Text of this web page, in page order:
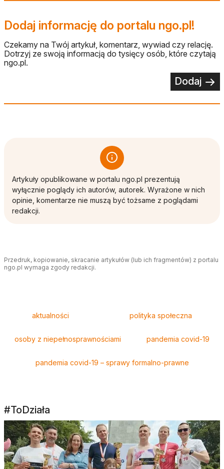
Dodaj informację do portalu ngo.pl!
Czekamy na Twój artykuł, komentarz, wywiad czy relację.
Dotrzyj ze swoją informacją do tysięcy osób, które czytają
ngo.pl.
Dodaj
Artykuły opublikowane w portalu ngo.pl prezentują
wyłącznie poglądy ich autorów, autorek. Wyrażone w nich
opinie, komentarze nie muszą być tożsame z poglądami
redakcji.
Przedruk, kopiowanie, skracanie artykułów (lub ich fragmentów) z portalu
ngo.pl wymaga zgody redakcji.
aktualności polityka społeczna
osoby z niepełnosprawnościami pandemia covid-19
pandemia covid-19 – sprawy formalno-prawne
#ToDziała